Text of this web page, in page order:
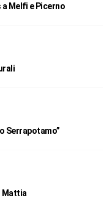
Melfi e Picerno
Serrapotamo”
Mattia